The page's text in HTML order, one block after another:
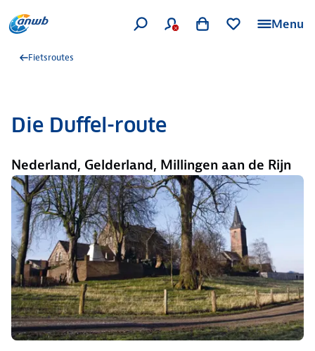
Menu
Fietsroutes
Die Duffel-route
Nederland, Gelderland, Millingen aan de Rijn